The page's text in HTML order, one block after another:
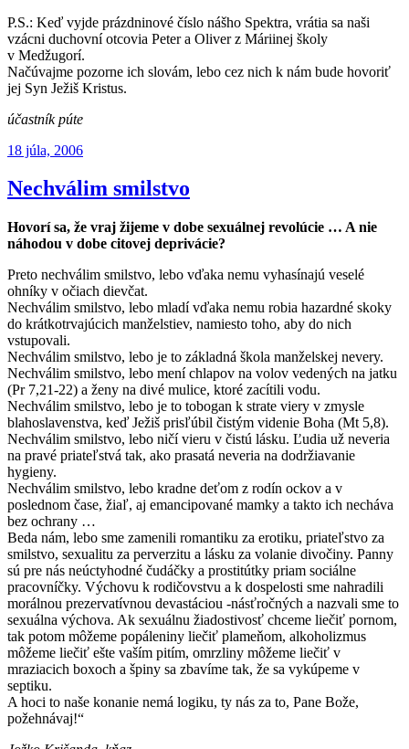
P.S.: Keď vyjde prázdninové číslo nášho Spektra, vrátia sa naši
vzácni duchovní otcovia Peter a Oliver z Máriinej školy
v Medžugorí.
Načúvajme pozorne ich slovám, lebo cez nich k nám bude hovoriť
jej Syn Ježiš Kristus.
účastník púte
Publikované
18 júla, 2006
Nechválim smilstvo
Hovorí sa, že vraj žijeme v dobe sexuálnej revolúcie … A nie
náhodou v dobe citovej deprivácie?
Preto nechválim smilstvo, lebo vďaka nemu vyhasínajú veselé
ohníky v očiach dievčat.
Nechválim smilstvo, lebo mladí vďaka nemu robia hazardné skoky
do krátkotrvajúcich manželstiev, namiesto toho, aby do nich
vstupovali.
Nechválim smilstvo, lebo je to základná škola manželskej nevery.
Nechválim smilstvo, lebo mení chlapov na volov vedených na jatku
(Pr 7,21-22) a ženy na divé mulice, ktoré zacítili vodu.
Nechválim smilstvo, lebo je to tobogan k strate viery v zmysle
blahoslavenstva, keď Ježiš prisľúbil čistým videnie Boha (Mt 5,8).
Nechválim smilstvo, lebo ničí vieru v čistú lásku. Ľudia už neveria
na pravé priateľstvá tak, ako prasatá neveria na dodržiavanie
hygieny.
Nechválim smilstvo, lebo kradne deťom z rodín ockov a v
poslednom čase, žiaľ, aj emancipované mamky a takto ich necháva
bez ochrany …
Beda nám, lebo sme zamenili romantiku za erotiku, priateľstvo za
smilstvo, sexualitu za perverzitu a lásku za volanie divočiny. Panny
sú pre nás neúctyhodné čudáčky a prostitútky priam sociálne
pracovníčky. Výchovu k rodičovstvu a k dospelosti sme nahradili
morálnou prezervatívnou devastáciou -násťročných a nazvali sme to
sexuálna výchova. Ak sexuálnu žiadostivosť chceme liečiť pornom,
tak potom môžeme popáleniny liečiť plameňom, alkoholizmus
môžeme liečiť ešte vaším pitím, omrzliny môžeme liečiť v
mraziacich boxoch a špiny sa zbavíme tak, že sa vykúpeme v
septiku.
A hoci to naše konanie nemá logiku, ty nás za to, Pane Bože,
požehnávaj!“